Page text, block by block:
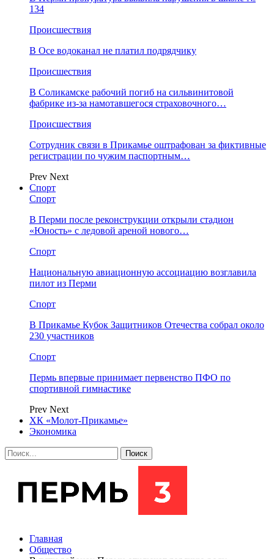
134
Происшествия
В Осе водоканал не платил подрядчику
Происшествия
В Соликамске рабочий погиб на сильвинитовой
фабрике из-за намотавшегося страховочного…
Происшествия
Сотрудник связи в Прикамье оштрафован за фиктивные
регистрации по чужим паспортным…
Prev Next
Спорт
Спорт
В Перми после реконструкции открыли стадион
«Юность» с ледовой ареной нового…
Спорт
Национальную авиационную ассоциацию возглавила
пилот из Перми
Спорт
В Прикамье Кубок Защитников Отечества собрал около
230 участников
Спорт
Пермь впервые принимает первенство ПФО по
спортивной гимнастике
Prev Next
ХК «Молот-Прикамье»
Экономика
Главная
Общество